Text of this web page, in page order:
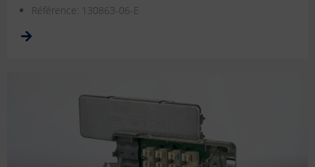
Référence: 130863-06-E